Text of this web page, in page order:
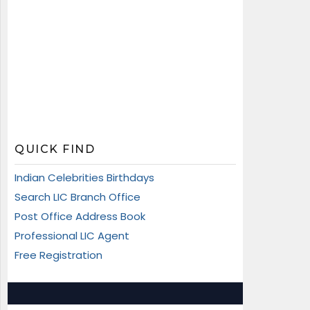
QUICK FIND
Indian Celebrities Birthdays
Search LIC Branch Office
Post Office Address Book
Professional LIC Agent
Free Registration